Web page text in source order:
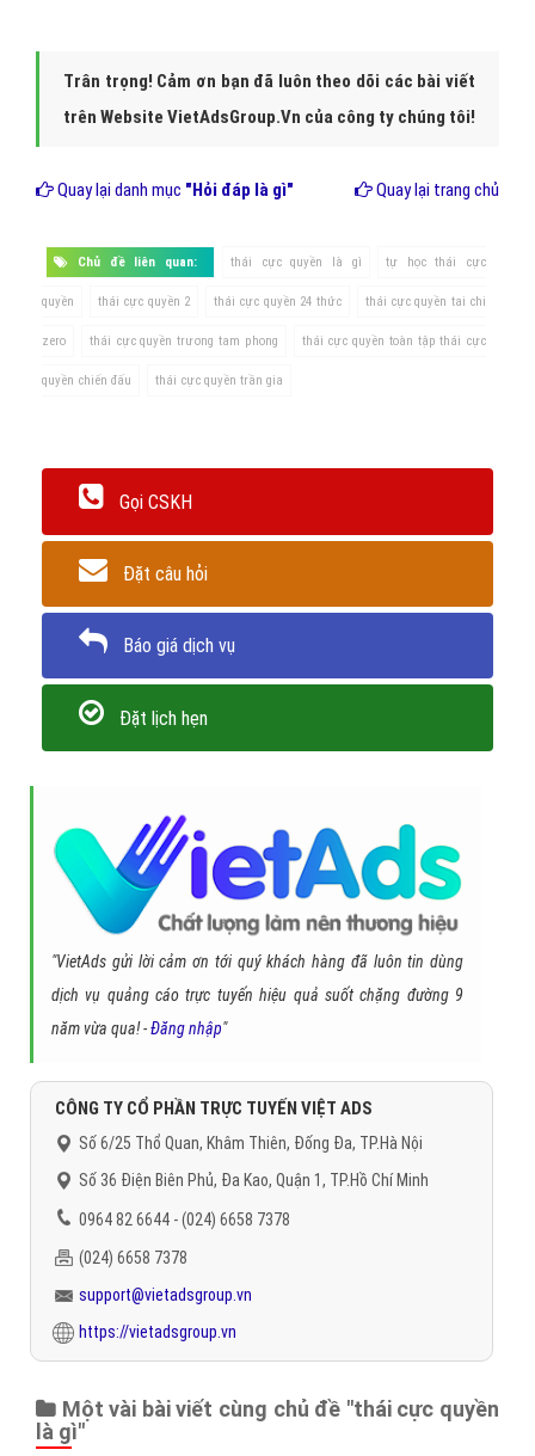
Trân trọng! Cảm ơn bạn đã luôn theo dõi các bài viết
trên Website VietAdsGroup.Vn của công ty chúng tôi!
Quay lại danh mục "Hỏi đáp là gì" Quay lại trang chủ
Chủ đề liên quan: thái cực quyền là gì tự học thái cực
quyền thái cực quyền 2 thái cực quyền 24 thức thái cực quyền tai chi
zero thái cực quyền trương tam phong thái cực quyền toàn tập thái cực
quyền chiến đấu thái cực quyền trần gia
Gọi CSKH
Đặt câu hỏi
Báo giá dịch vụ
Đặt lịch hẹn
"VietAds gửi lời cảm ơn tới quý khách hàng đã luôn tin dùng
dịch vụ quảng cáo trực tuyến hiệu quả suốt chặng đường 9
năm vừa qua! -Đăng nhập"
CÔNG TY CỔ PHẦN TRỰC TUYẾN VIỆT ADS
Số 6/25 Thổ Quan, Khâm Thiên, Đống Đa, TP.Hà Nội
Số 36 Điện Biên Phủ, Đa Kao, Quận 1, TP.Hồ Chí Minh
0964 82 6644 - (024) 6658 7378
(024) 6658 7378
support@vietadsgroup.vn
https://vietadsgroup.vn
Một vài bài viết cùng chủ đề "thái cực quyền
là gì"